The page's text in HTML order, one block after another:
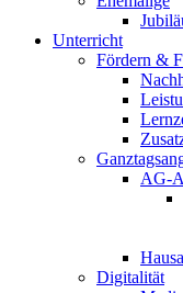
Unterricht
Fördern &
AG-
Digitalität